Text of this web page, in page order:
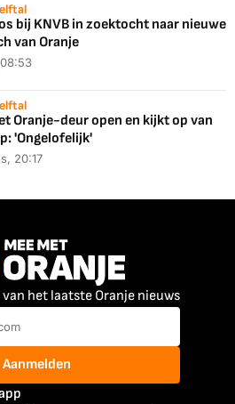
bij KNVB in zoektocht naar nieuwe
van Oranje
Oranje-deur open en kijkt op van
'Ongelofelijk'
20:17
het laatste Oranje nieuws
Aanmelden